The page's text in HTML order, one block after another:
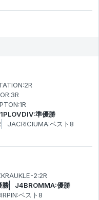
準優勝
JACRICIUMA:ベスト8
2:2R
勝
J4BROMMA:優勝
ベスト8